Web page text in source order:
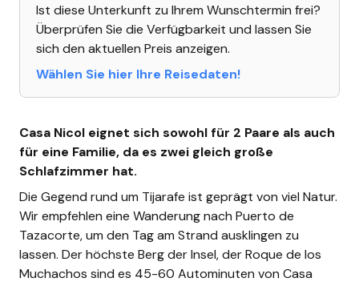
Ist diese Unterkunft zu Ihrem Wunschtermin frei?
Überprüfen Sie die Verfügbarkeit und lassen Sie
sich den aktuellen Preis anzeigen.
Wählen Sie hier Ihre Reisedaten!
Casa Nicol eignet sich sowohl für 2 Paare als auch
für eine Familie, da es zwei gleich große
Schlafzimmer hat.
Die Gegend rund um Tijarafe ist geprägt von viel Natur.
Wir empfehlen eine Wanderung nach Puerto de
Tazacorte, um den Tag am Strand ausklingen zu
lassen. Der höchste Berg der Insel, der Roque de los
Muchachos sind es 45-60 Autominuten von Casa